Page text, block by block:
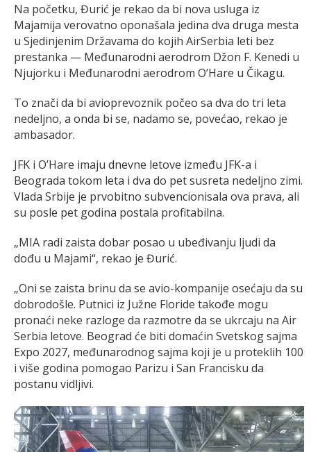
Na početku, Đurić je rekao da bi nova usluga iz
Majamija verovatno oponašala jedina dva druga mesta
u Sjedinjenim Državama do kojih AirSerbia leti bez
prestanka — Međunarodni aerodrom Džon F. Kenedi u
Njujorku i Međunarodni aerodrom O’Hare u Čikagu.
To znači da bi avioprevoznik počeo sa dva do tri leta
nedeljno, a onda bi se, nadamo se, povećao, rekao je
ambasador.
JFK i O’Hare imaju dnevne letove između JFK-a i
Beograda tokom leta i dva do pet susreta nedeljno zimi.
Vlada Srbije je prvobitno subvencionisala ova prava, ali
su posle pet godina postala profitabilna.
„MIA radi zaista dobar posao u ubeđivanju ljudi da
dođu u Majami“, rekao je Đurić.
„Oni se zaista brinu da se avio-kompanije osećaju da su
dobrodošle. Putnici iz Južne Floride takođe mogu
pronaći neke razloge da razmotre da se ukrcaju na Air
Serbia letove. Beograd će biti domaćin Svetskog sajma
Expo 2027, međunarodnog sajma koji je u proteklih 100
i više godina pomogao Parizu i San Francisku da
postanu vidljivi.